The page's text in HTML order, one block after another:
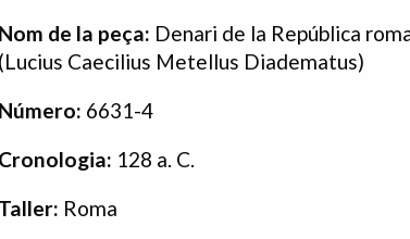
Nom de la peça: Denari de la República
(Lucius Caecilius Metellus Diadematus)
Número: 6631-4
Cronologia: 128 a. C.
Taller: Roma